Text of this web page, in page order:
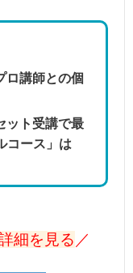
ロ講師との個
ット受講で最
コース」は
細を見る ／